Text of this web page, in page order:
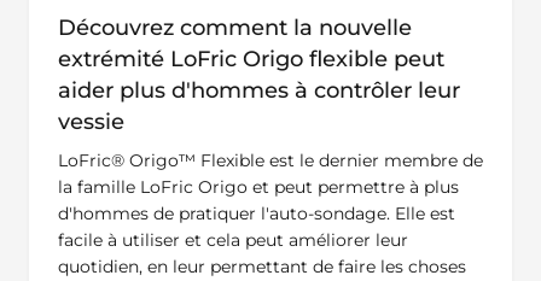
Découvrez comment la nouvelle
extrémité LoFric Origo flexible peut
aider plus d'hommes à contrôler leur
vessie
LoFric® Origo™ Flexible est le dernier membre de
la famille LoFric Origo et peut permettre à plus
d'hommes de pratiquer l'auto-sondage. Elle est
facile à utiliser et cela peut améliorer leur
quotidien, en leur permettant de faire les choses